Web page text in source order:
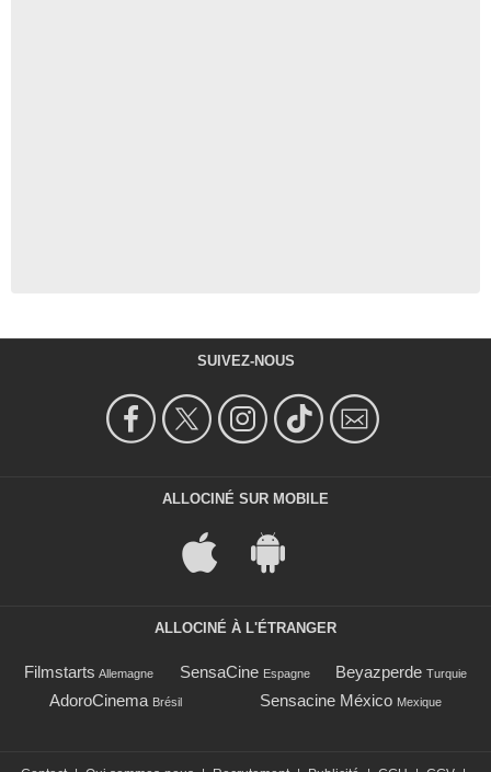
SUIVEZ-NOUS
ALLOCINÉ SUR MOBILE
ALLOCINÉ À L'ÉTRANGER
Filmstarts Allemagne SensaCine Espagne Beyazperde Turquie
AdoroCinema Brésil Sensacine México Mexique